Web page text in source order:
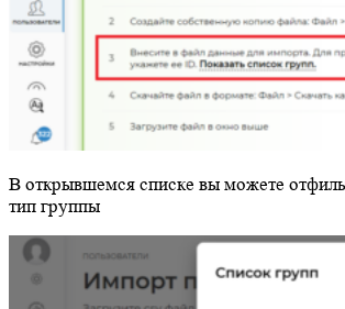
В открывшемся списке вы можете
тип группы